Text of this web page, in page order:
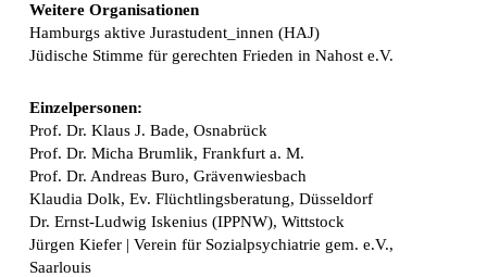
Weitere Organisationen
Hamburgs aktive Jurastudent_innen (HAJ)
Jüdische Stimme für gerechten Frieden in Nahost e.V.
Einzelpersonen:
Prof. Dr. Klaus J. Bade, Osnabrück
Prof. Dr. Micha Brumlik, Frankfurt a. M.
Prof. Dr. Andreas Buro, Grävenwiesbach
Klaudia Dolk, Ev. Flüchtlingsberatung, Düsseldorf
Dr. Ernst-Ludwig Iskenius (IPPNW), Wittstock
Jürgen Kiefer | Verein für Sozialpsychiatrie gem. e.V.,
Saarlouis